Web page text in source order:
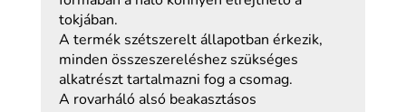
tokjában.
A termék szétszerelt állapotban érkezik,
minden összeszereléshez szükséges
alkatrészt tartalmazni fog a csomag.
A rovarháló alsó beakasztásos